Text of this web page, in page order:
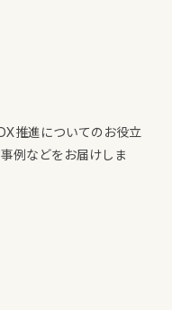
推進についてのお役立
例などをお届けしま